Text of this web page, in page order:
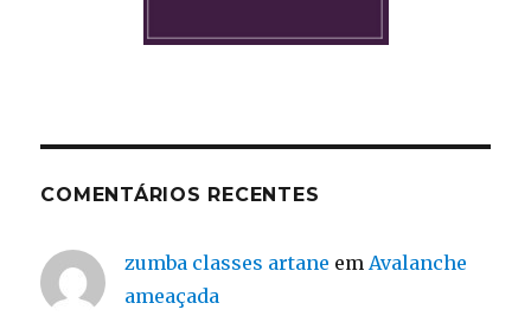
COMENTÁRIOS RECENTES
zumba classes artane em Avalanche
ameaçada